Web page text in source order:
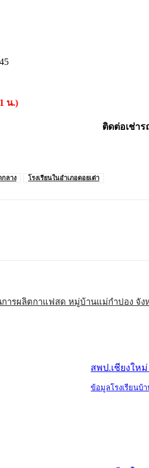
น.)
ติดต่อเช่า
กลาง โรงเรียนในอำเภอดอยเต่า
ารผลิตกาแฟสด หมู่บ้านแม่กำปอง จัง
สพป.เชียงใหม่
ข้อมูลโรงเรียนบ้